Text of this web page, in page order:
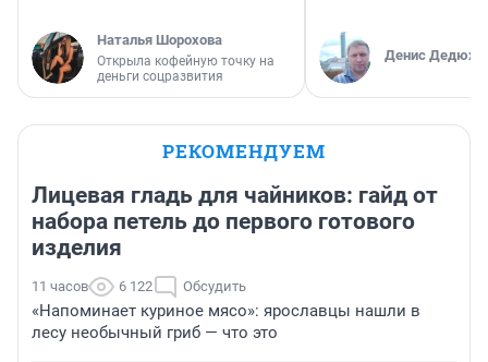
Наталья Шорохова
Открыла кофейную точку на
деньги соцразвития
Денис
РЕКОМЕНДУЕМ
Лицевая гладь для чайников: гайд от
набора петель до первого готового
изделия
11 часов 6 122 Обсудить
«Напоминает куриное мясо»: ярославцы нашли в
лесу необычный гриб — что это